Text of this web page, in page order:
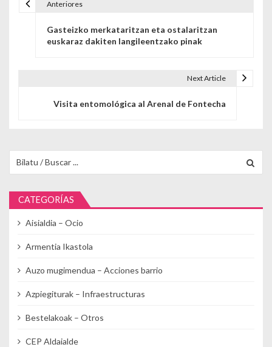
Anteriores
Gasteizko merkataritzan eta ostalaritzan
euskaraz dakiten langileentzako pinak
Next Article
Visita entomológica al Arenal de Fontecha
CATEGORÍAS
Aisialdia – Ocio
Armentia Ikastola
Auzo mugimendua – Acciones barrio
Azpiegiturak – Infraestructuras
Bestelakoak – Otros
CEP Aldaialde